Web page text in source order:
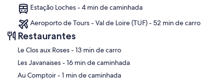
Estação Loches - 4 min de caminhada
Aeroporto de Tours - Val de Loire (TUF) - 52 min de carro
Restaurantes
‪Le Clos aux Roses - ‬13 min de carro
‪Les Javanaises - ‬16 min de caminhada
‪Au Comptoir - ‬1 min de caminhada